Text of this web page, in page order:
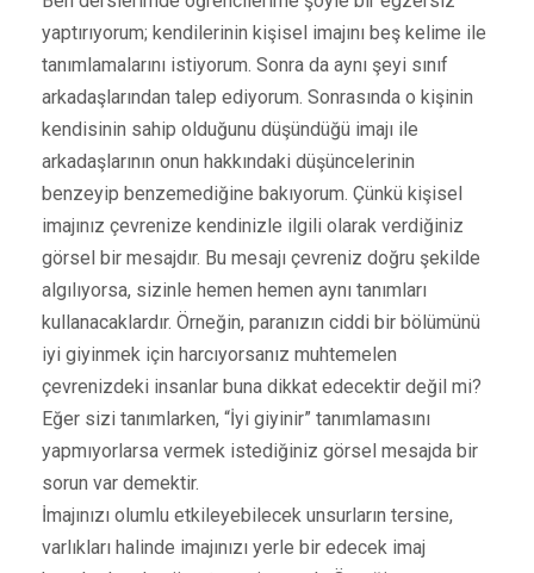
yaptırıyorum; kendilerinin kişisel imajını beş kelime ile
tanımlamalarını istiyorum. Sonra da aynı şeyi sınıf
arkadaşlarından talep ediyorum. Sonrasında o kişinin
kendisinin sahip olduğunu düşündüğü imajı ile
arkadaşlarının onun hakkındaki düşüncelerinin
benzeyip benzemediğine bakıyorum. Çünkü kişisel
imajınız çevrenize kendinizle ilgili olarak verdiğiniz
görsel bir mesajdır. Bu mesajı çevreniz doğru şekilde
algılıyorsa, sizinle hemen hemen aynı tanımları
kullanacaklardır. Örneğin, paranızın ciddi bir bölümünü
iyi giyinmek için harcıyorsanız muhtemelen
çevrenizdeki insanlar buna dikkat edecektir değil mi?
Eğer sizi tanımlarken, “İyi giyinir” tanımlamasını
yapmıyorlarsa vermek istediğiniz görsel mesajda bir
sorun var demektir.
İmajınızı olumlu etkileyebilecek unsurların tersine,
varlıkları halinde imajınızı yerle bir edecek imaj